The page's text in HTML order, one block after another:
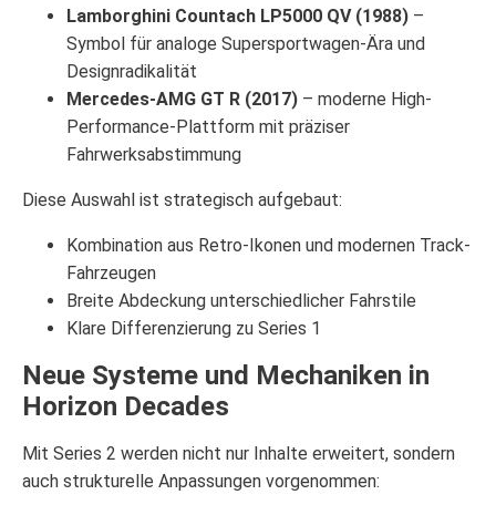
Lamborghini Countach LP5000 QV (1988) –
Symbol für analoge Supersportwagen-Ära und
Designradikalität
Mercedes-AMG GT R (2017) – moderne High-
Performance-Plattform mit präziser
Fahrwerksabstimmung
Diese Auswahl ist strategisch aufgebaut:
Kombination aus Retro-Ikonen und modernen Track-
Fahrzeugen
Breite Abdeckung unterschiedlicher Fahrstile
Klare Differenzierung zu Series 1
Neue Systeme und Mechaniken in
Horizon Decades
Mit Series 2 werden nicht nur Inhalte erweitert, sondern
auch strukturelle Anpassungen vorgenommen: